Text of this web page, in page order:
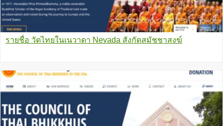
รายชื่อ วัดไทยในเนวาดา Nevada สังกัดสมัชชาสงฆ์